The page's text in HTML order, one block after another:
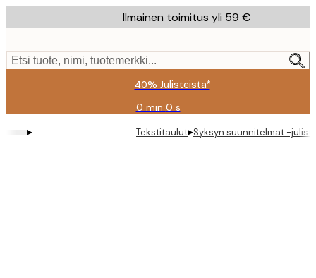
to
content.
Ilmainen toimitus yli 59 €
Etsi tuote, nimi, tuotemerkki...
40% Julisteista*
0 min 0 s
Voimassa
asti:
2026-
▸ Tekstitaulut▸Syksyn suunnitelmat -